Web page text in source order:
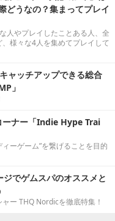
うなの？集まってプレイ
人やプレイしたことある人、全
様々な4人を集めてプレイして
ャッチアップできる総合
」
ーナー「Indie Hype Trai
ーゲーム”を繋げることを目的
でゲムスパのオススメと
ー THQ Nordicを徹底特集！